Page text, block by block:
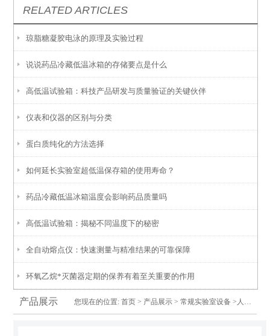
RELATED ARTICLES
琼脂糖凝胶电泳的原理及实验过程
说说药品冷藏低温冰箱的存储要点是什么
高低温试验箱：科技产品研发与质量验证的关键伙伴
仪表和仪器的区别与分类
蛋白质纯化的方法选择
如何延长实验室超低温保存箱的使用寿命？
药品冷藏低温冰箱温度会影响药品质量吗
高低温试验箱：揭秘不同温度下的秘密
全自动熔点仪：快速测量与精准结果的可靠保障
环氧乙烷*灭菌器定期的保养有着至关重要的作用
产品展示 您现在的位置:首页 > 产品展示 >常规实验室设备 >人工气候箱